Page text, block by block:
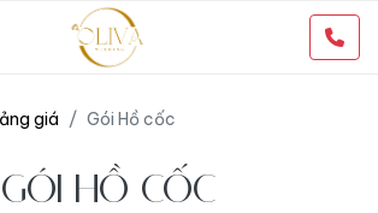
giá Gói Hồ cốc
GÓI HỒ CỐC